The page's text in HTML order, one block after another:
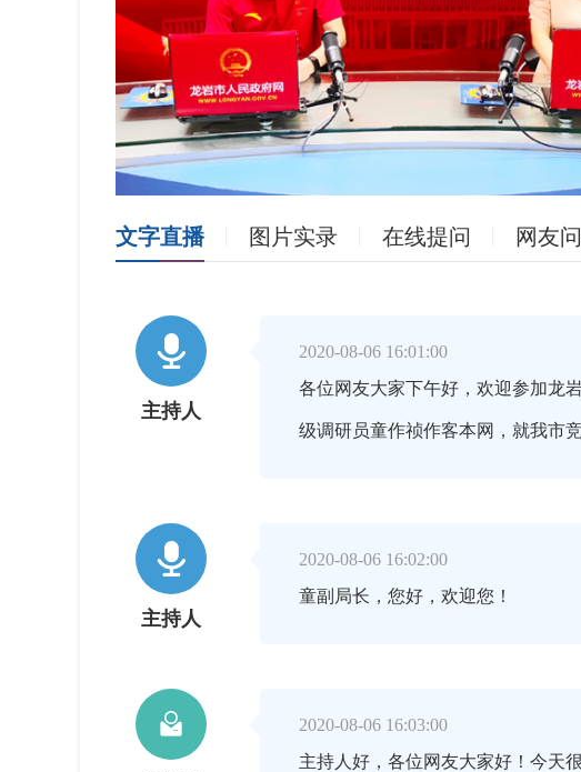
文字直播 图片实录 在线提问 网友

主持人
2020-08-06 16:01:00
各位网友大家下午好，欢迎参加龙
级调研员童作祯作客本网，就我市

主持人
2020-08-06 16:02:00
童副局长，您好，欢迎您！

2020-08-06 16:03:00
主持人好，各位网友大家好！今天